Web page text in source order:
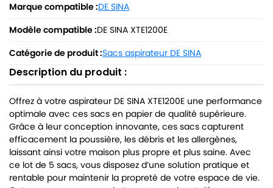
Marque compatible :DE SINA
Modèle compatible :DE SINA XTE1200E
Catégorie de produit :Sacs aspirateur DE SINA
Description du produit :
Offrez à votre aspirateur DE SINA XTE1200E une performance
optimale avec ces sacs en papier de qualité supérieure.
Grâce à leur conception innovante, ces sacs capturent
efficacement la poussière, les débris et les allergènes,
laissant ainsi votre maison plus propre et plus saine. Avec
ce lot de 5 sacs, vous disposez d’une solution pratique et
rentable pour maintenir la propreté de votre espace de vie.